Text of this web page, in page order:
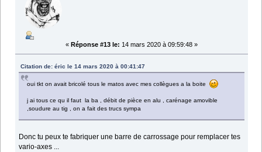
« Réponse #13 le: 14 mars 2020 à 09:59:48 »
Citation de: éric le 14 mars 2020 à 00:41:47
oui tkt on avait bricolé tous le matos avec mes collègues a la boite
j ai tous ce qu il faut la ba , débit de pièce en alu , carénage amovible
,soudure au tig , on a fait des trucs sympa
Donc tu peux te fabriquer une barre de carrossage pour remplacer tes
vario-axes ...